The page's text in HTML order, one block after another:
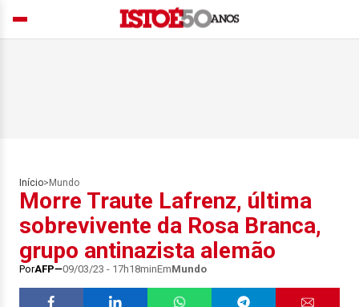
Início> Mundo
Morre Traute Lafrenz, última
sobrevivente da Rosa Branca,
grupo antinazista alemão
PorAFP 09/03/23 - 17h18minEmMundo